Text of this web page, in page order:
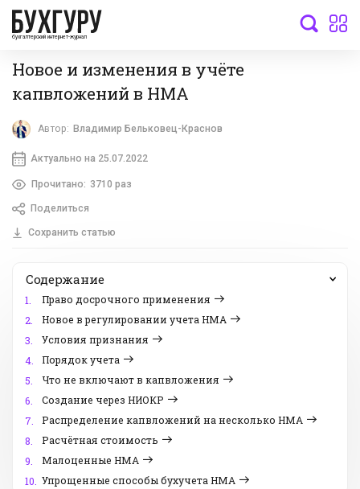
бухгалтерский интернет-журнал
Новое и изменения в учёте
капвложений в НМА
Автор: Владимир Бельковец-Краснов
Актуально на 25.07.2022
Прочитано: 3710 раз
Поделиться
Сохранить статью
Содержание
1.
Право досрочного применения
2.
Новое в регулировании учета НМА
3.
Условия признания
4.
Порядок учета
5.
Что не включают в капвложения
6.
Создание через НИОКР
7.
Распределение капвложений на несколько НМА
8.
Расчётная стоимость
9.
Малоценные НМА
10. Упрощенные способы бухучета НМА